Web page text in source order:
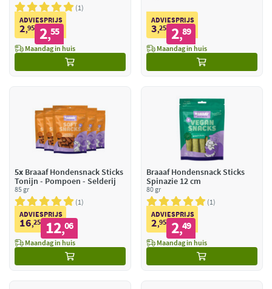
1
ADVIESPRIJS
2,95 2,55
Maandag in huis
ADVIESPRIJS
3,25 2,89
Maandag in huis
5x Braaaf Hondensnack Sticks
Tonijn - Pompoen - Selderij
85 gr
1
ADVIESPRIJS
16,25 12,06
Maandag in huis
Braaaf Hondensnack Sticks
Spinazie 12 cm
80 gr
1
ADVIESPRIJS
2,95 2,49
Maandag in huis